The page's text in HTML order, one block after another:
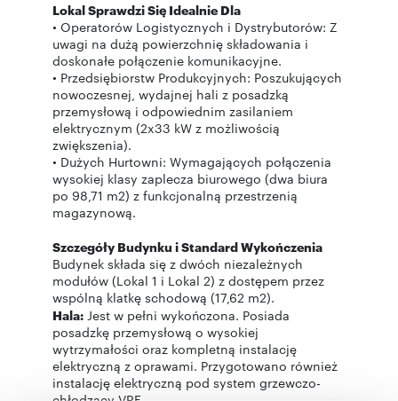
Lokal Sprawdzi Się Idealnie Dla
• Operatorów Logistycznych i Dystrybutorów: Z
uwagi na dużą powierzchnię składowania i
doskonałe połączenie komunikacyjne.
• Przedsiębiorstw Produkcyjnych: Poszukujących
nowoczesnej, wydajnej hali z posadzką
przemysłową i odpowiednim zasilaniem
elektrycznym (2x33 kW z możliwością
zwiększenia).
• Dużych Hurtowni: Wymagających połączenia
wysokiej klasy zaplecza biurowego (dwa biura
po 98,71 m2) z funkcjonalną przestrzenią
magazynową.
Szczegóły Budynku i Standard Wykończenia
Budynek składa się z dwóch niezależnych
modułów (Lokal 1 i Lokal 2) z dostępem przez
wspólną klatkę schodową (17,62 m2).
Hala: Jest w pełni wykończona. Posiada
posadzkę przemysłową o wysokiej
wytrzymałości oraz kompletną instalację
elektryczną z oprawami. Przygotowano również
instalację elektryczną pod system grzewczo-